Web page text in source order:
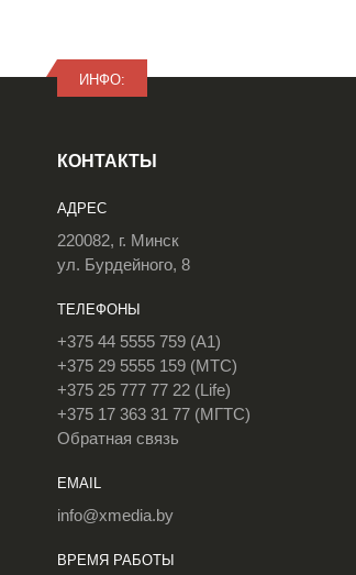
ИНФО:
КОНТАКТЫ
АДРЕС
220082, г. Минск
ул. Бурдейного, 8
ТЕЛЕФОНЫ
+375 44 5555 759 (A1)
+375 29 5555 159 (МТС)
+375 25 777 77 22 (Life)
+375 17 363 31 77 (МГТС)
Обратная связь
EMAIL
info@xmedia.by
ВРЕМЯ РАБОТЫ